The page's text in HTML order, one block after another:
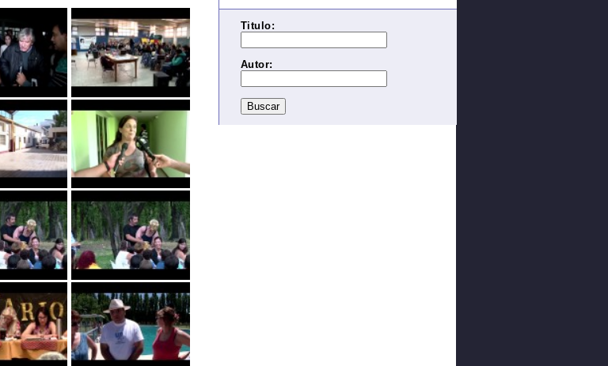
Titulo:
Autor: